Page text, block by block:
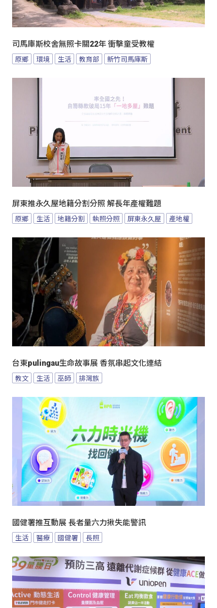
司馬庫斯校舍無照卡關22年 衝擊童受教權
原鄉 環境 生活 教育部 新竹司馬庫斯
屏東推永久屋地籍分割分照 解長年產權難題
原鄉 生活 地籍分割 執照分照 屏東永久屋 產地權
台東pulingau生命故事展 香氛串起文化連結
教文 生活 巫師 排灣族
國健署推互動展 長者量六力揪失能警訊
生活 醫療 國健署 長照